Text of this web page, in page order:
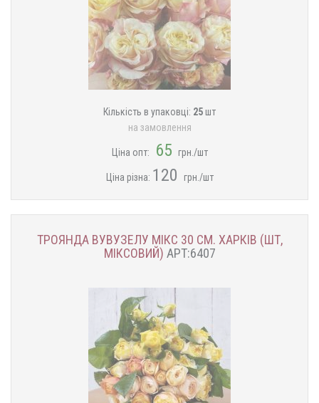
Кількість в упаковці: 25 шт
на замовлення
Ціна опт: 65 грн./шт
Ціна різна: 120 грн./шт
ТРОЯНДА ВУВУЗЕЛУ МІКС 30 СМ. ХАРКІВ (ШТ,
МІКСОВИЙ) АРТ:6407